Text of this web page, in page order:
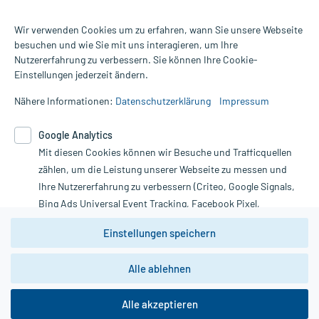
Alle Preise gelten inkl. MwSt., ggf. zzgl. Versandkosten
Informationen auf dieser Website werden ausschließlich für
die Untersuchung und Behandlung durch einen Arzt. Bitte
Therapien eingeleitet werden können. | Diese Webseite benutzt
Google Analytics. Lesen Sie bitte dazu die wichtigen Hinweise in
unserer Datenschutzerklärung. Für den Widerruf einer Bestellung
nutzen Sie das Formular:
Vertrag widerrufen
*Hinweise zu unseren Aktionen und Bewertungen
Wir verwenden Cookies um zu erfahren, wann Sie unsere Webseite
besuchen und wie Sie mit uns interagieren, um Ihre
Nutzererfahrung zu verbessern. Sie können Ihre Cookie-
Einstellungen jederzeit ändern.
Nähere Informationen: Datenschutzerklärung Impressum
Google Analytics
Mit diesen Cookies können wir Besuche und Trafficquellen
zählen, um die Leistung unserer Webseite zu messen und
Ihre Nutzererfahrung zu verbessern (Criteo, Google Signals,
Bing Ads Universal Event Tracking, Facebook Pixel,
Youtube-Social Plugin).
Wir weisen darauf hin, dass die
zwingend den Europäischen Anforderungen gem. EU-
DSGVO genügen und ein Datentransfer in Drittstaaten bzw.
Daten dort verarbeitet werden, kann nicht geprüft und
Einstellungen speichern
Alle ablehnen
Alle akzeptieren